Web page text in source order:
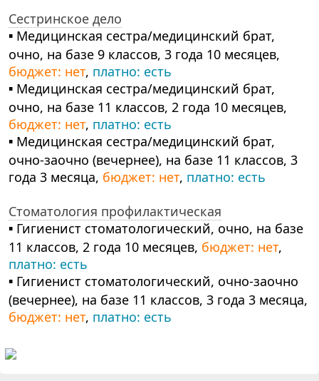
Сестринское дело
▪ Медицинская сестра/медицинский брат,
очно, на базе 9 классов, 3 года 10 месяцев,
бюджет: нет, платно: есть
▪ Медицинская сестра/медицинский брат,
очно, на базе 11 классов, 2 года 10 месяцев,
бюджет: нет, платно: есть
▪ Медицинская сестра/медицинский брат,
очно-заочно (вечернее), на базе 11 классов, 3
года 3 месяца, бюджет: нет, платно: есть
Стоматология профилактическая
▪ Гигиенист стоматологический, очно, на базе
11 классов, 2 года 10 месяцев, бюджет: нет,
платно: есть
▪ Гигиенист стоматологический, очно-заочно
(вечернее), на базе 11 классов, 3 года 3 месяца,
бюджет: нет, платно: есть